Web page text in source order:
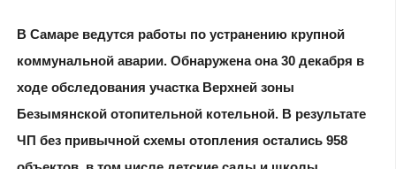
В Самаре ведутся работы по устранению крупной
коммунальной аварии. Обнаружена она 30 декабря в
ходе обследования участка Верхней зоны
Безымянской отопительной котельной. В результате
ЧП без привычной схемы отопления остались 958